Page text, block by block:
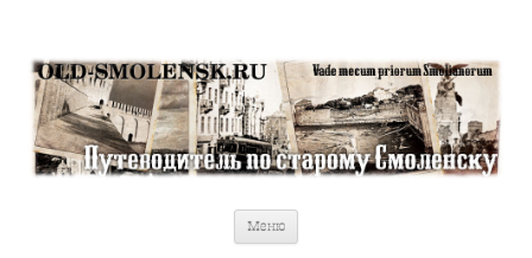
открытки, карты …
Меню